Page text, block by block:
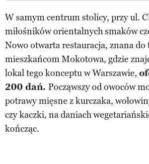
W samym centrum stolicy, przy ul.
miłośników orientalnych smaków
Nowo otwarta restauracja, znana do
mieszkańcom Mokotowa, gdzie
lokal tego konceptu w Warszawie,
200 dań. Począwszy od owoców
potrawy mięsne z kurczaka,
czy kaczki, na daniach
kończąc.